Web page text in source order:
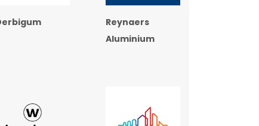
Reynaers
Aluminium